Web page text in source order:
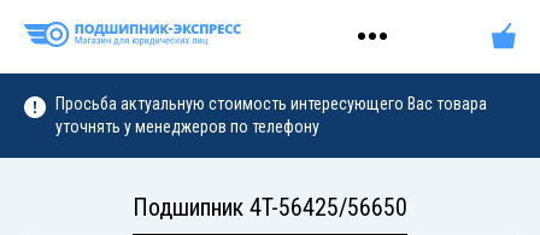
Просьба актуальную стоимость интересующего Вас товара
уточнять у менеджеров по телефону
Подшипник 4T-56425/56650